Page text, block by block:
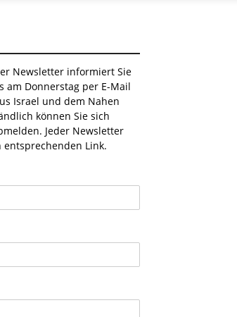
Newsletter informiert Sie
am Donnerstag per E-Mail
Israel und dem Nahen
können Sie sich
Jeder Newsletter
Link.